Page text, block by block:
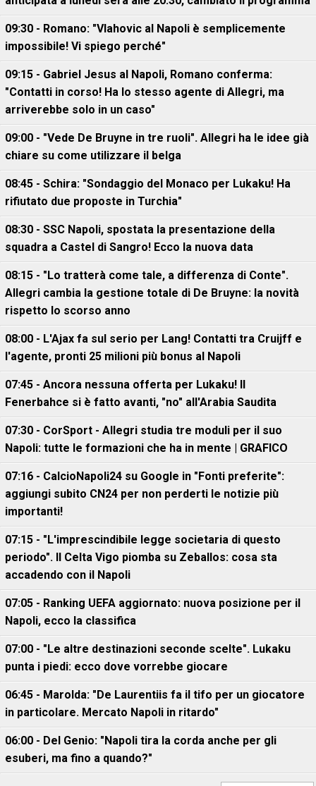
09:30 - Romano: "Vlahovic al Napoli è semplicemente
impossibile! Vi spiego perché"
09:15 - Gabriel Jesus al Napoli, Romano conferma:
"Contatti in corso! Ha lo stesso agente di Allegri, ma
arriverebbe solo in un caso"
09:00 - "Vede De Bruyne in tre ruoli". Allegri ha le idee già
chiare su come utilizzare il belga
08:45 - Schira: "Sondaggio del Monaco per Lukaku! Ha
rifiutato due proposte in Turchia"
08:30 - SSC Napoli, spostata la presentazione della
squadra a Castel di Sangro! Ecco la nuova data
08:15 - "Lo tratterà come tale, a differenza di Conte".
Allegri cambia la gestione totale di De Bruyne: la novità
rispetto lo scorso anno
08:00 - L'Ajax fa sul serio per Lang! Contatti tra Cruijff e
l'agente, pronti 25 milioni più bonus al Napoli
07:45 - Ancora nessuna offerta per Lukaku! Il
Fenerbahce si è fatto avanti, "no" all'Arabia Saudita
07:30 - CorSport - Allegri studia tre moduli per il suo
Napoli: tutte le formazioni che ha in mente | GRAFICO
07:16 - CalcioNapoli24 su Google in "Fonti preferite":
aggiungi subito CN24 per non perderti le notizie più
importanti!
07:15 - "L'imprescindibile legge societaria di questo
periodo". Il Celta Vigo piomba su Zeballos: cosa sta
accadendo con il Napoli
07:05 - Ranking UEFA aggiornato: nuova posizione per il
Napoli, ecco la classifica
07:00 - "Le altre destinazioni seconde scelte". Lukaku
punta i piedi: ecco dove vorrebbe giocare
06:45 - Marolda: "De Laurentiis fa il tifo per un giocatore
in particolare. Mercato Napoli in ritardo"
06:00 - Del Genio: "Napoli tira la corda anche per gli
esuberi, ma fino a quando?"